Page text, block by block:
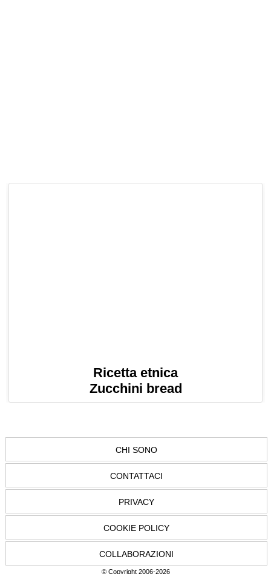
Ricetta etnica
Zucchini bread
CHI SONO
CONTATTACI
PRIVACY
COOKIE POLICY
COLLABORAZIONI
© Copyright 2006-2026